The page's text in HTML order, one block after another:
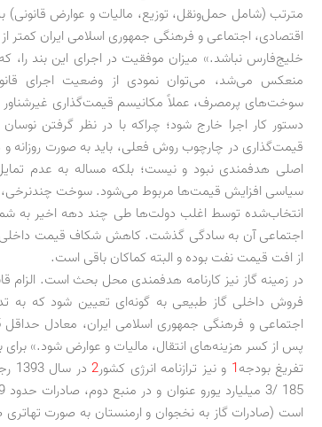
مترتب (شامل حمل‌ونقل، توزیع، مالیات و عوارض قانونی)
خلیج‌فارس نباشد.» میزان موفقیت در اجرای این بند
منعکس می‌شد، می‌توان نمودی از وضعیت اجرای
سوخت‌های پرمصرف، عملاً مکانیسم قیمت‌گذاری غیرشناور
دستور کار اجرا خارج شود؛ چراکه با در نظر گرفتن
قیمت‌گذاری در چارچوب روش فعلی، باید به صورت روزانه و
اصلی هدفمندی نبود و نیست؛ بلکه مساله به عدم
سیاسی افزایش قیمت‌ها مربوط می‌شود. سوخت چندنرخی،
انتخاب‌شده توسط اغلب دولت‌ها طی چند دهه اخیر به
اجتماعی آن به سادگی گذشت. کاهش شکاف قیمت
از افت قیمت نفت بوده و البته کماکان باقی است.
در زمینه گاز نیز کارنامه هدفمندی محل بحث است. الزام
فروش داخلی گاز طبیعی به گونه‌ای تعیین شود که به
پس از کسر هزینه‌های انتقال، مالیات و عوارض شود.»
تفریغ بودجه1 و نیز ترازنامه انرژی کشور2
است (صادرات گاز به نخجوان و ارمنستان به صورت